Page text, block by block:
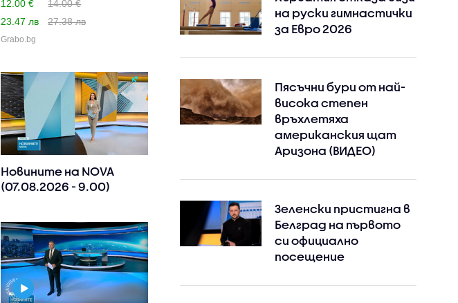
12.00 €
14.00 €
23.47 лв
27.38 лв
Grabo.bg
Новините на NOVA
(07.08.2026 - 9.00)
на руски гимнастички
за Евро 2026
Пясъчни бури от най-
висока степен
връхлетяха
американския щат
Аризона (ВИДЕО)
Зеленски пристигна в
Белград на първото
си официално
посещение